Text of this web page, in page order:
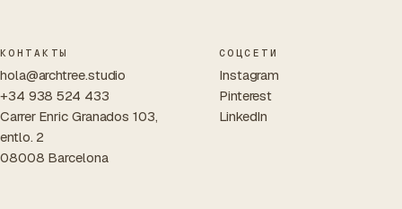
КОНТАКТЫ
hola@archtree.studio
+34 938 524 433
Carrer Enric Granados 103,
entlo. 2
08008 Barcelona
СОЦСЕТИ
Instagram
Pinterest
LinkedIn